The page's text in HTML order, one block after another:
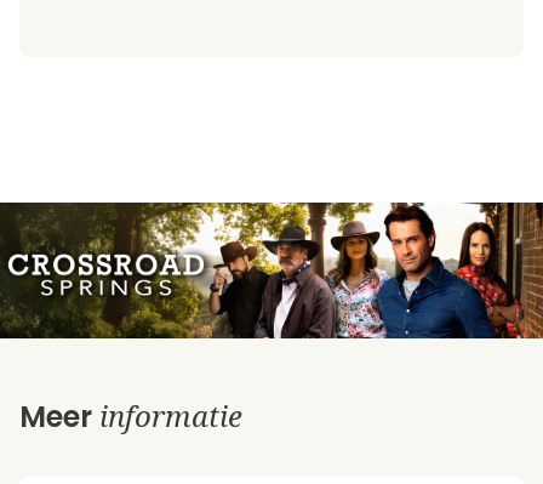
Meer informatie